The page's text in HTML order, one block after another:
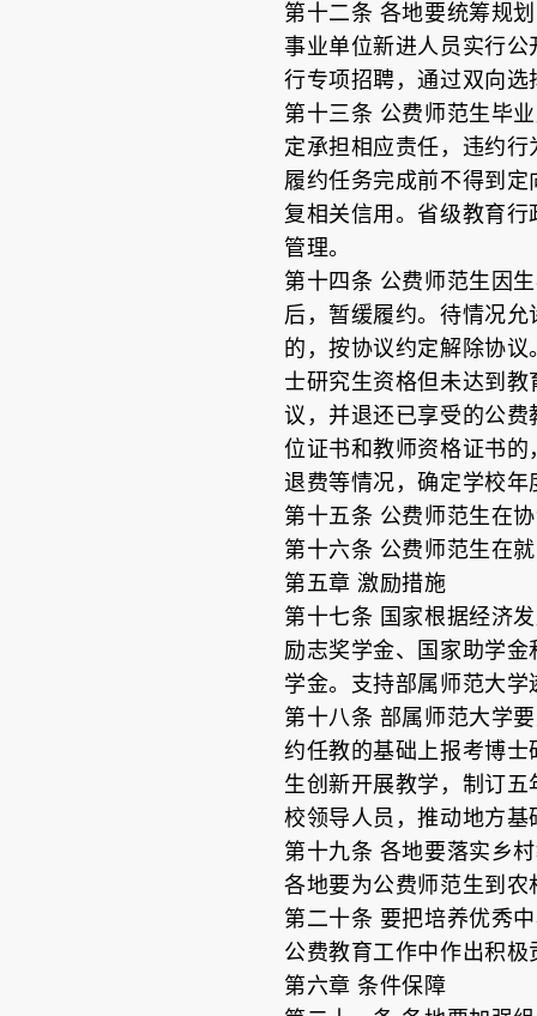
第十二条 各地要统筹规
事业单位新进人员实行
行专项招聘，通过双向
第十三条 公费师范生毕
定承担相应责任，违约
履约任务完成前不得到
复相关信用。省级教育
管理。
第十四条 公费师范生因
后，暂缓履约。待情况
的，按协议约定解除协
士研究生资格但未达到
议，并退还已享受的公
位证书和教师资格证书
退费等情况，确定学校
第十五条 公费师范生在
第十六条 公费师范生在
第五章 激励措施
第十七条 国家根据经济
励志奖学金、国家助学
学金。支持部属师范大
第十八条 部属师范大学
约任教的基础上报考博
生创新开展教学，制订
校领导人员，推动地方
第十九条 各地要落实乡
各地要为公费师范生到
第二十条 要把培养优秀
公费教育工作中作出积
第六章 条件保障